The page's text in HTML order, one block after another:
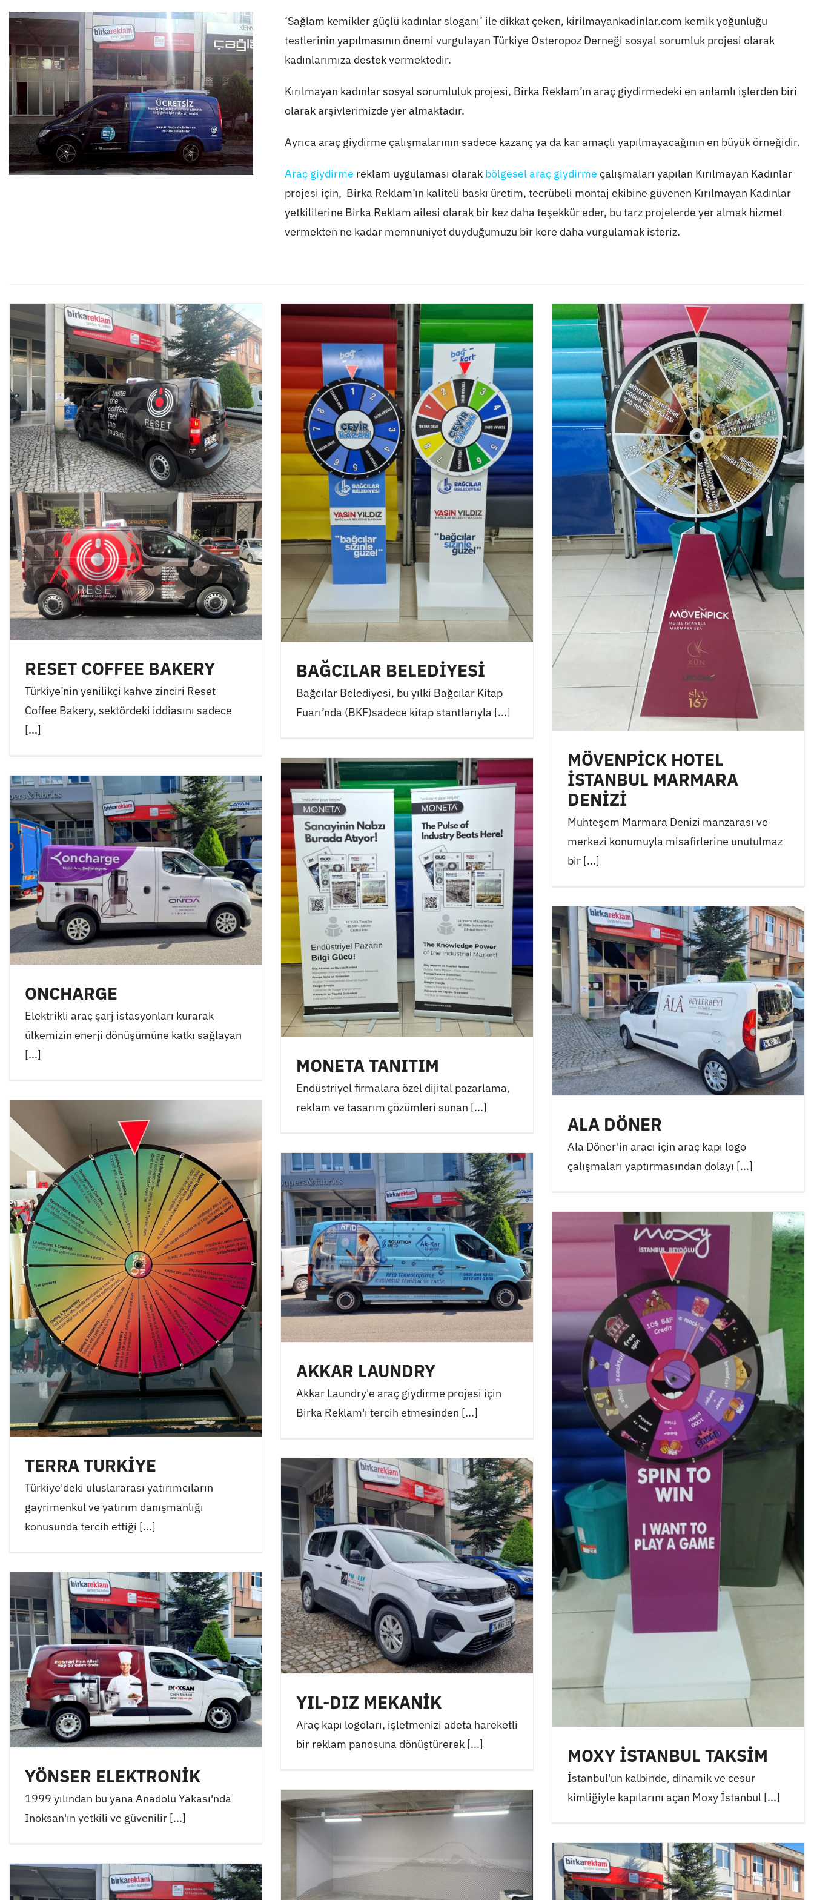
‘Sağlam kemikler güçlü kadınlar sloganı’ ile dikkat çeken, kirilmayankadinlar.com kemik yoğunluğu
testlerinin yapılmasının önemi vurgulayan Türkiye Osteropoz Derneği sosyal sorumluk projesi olarak
kadınlarımıza destek vermektedir.
Kırılmayan kadınlar sosyal sorumluluk projesi, Birka Reklam’ın araç giydirmedeki en anlamlı işlerden biri
olarak arşivlerimizde yer almaktadır.
Ayrıca araç giydirme çalışmalarının sadece kazanç ya da kar amaçlı yapılmayacağının en büyük örneğidir.
Araç giydirme reklam uygulaması olarak bölgesel araç giydirme çalışmaları yapılan Kırılmayan Kadınlar
projesi için, Birka Reklam’ın kaliteli baskı üretim, tecrübeli montaj ekibine güvenen Kırılmayan Kadınlar
yetkililerine Birka Reklam ailesi olarak bir kez daha teşekkür eder, bu tarz projelerde yer almak hizmet
vermekten ne kadar memnuniyet duyduğumuzu bir kere daha vurgulamak isteriz.
RESET COFFEE BAKERY
Türkiye’nin yenilikçi kahve zinciri Reset
Coffee Bakery, sektördeki iddiasını sadece
[...]
BAĞCILAR BELEDİYESİ
Bağcılar Belediyesi, bu yılki Bağcılar Kitap
Fuarı’nda (BKF)sadece kitap stantlarıyla [...]
MÖVENPİCK HOTEL
İSTANBUL MARMARA
DENİZİ
Muhteşem Marmara Denizi manzarası ve
merkezi konumuyla misafirlerine unutulmaz
bir [...]
MONETA TANITIM
Endüstriyel firmalara özel dijital pazarlama,
reklam ve tasarım çözümleri sunan [...]
ONCHARGE
Elektrikli araç şarj istasyonları kurarak
ülkemizin enerji dönüşümüne katkı sağlayan
[...]
ALA DÖNER
Ala Döner'in aracı için araç kapı logo
çalışmaları yaptırmasından dolayı [...]
TERRA TURKİYE
Türkiye'deki uluslararası yatırımcıların
gayrimenkul ve yatırım danışmanlığı
konusunda tercih ettiği [...]
AKKAR LAUNDRY
Akkar Laundry'e araç giydirme projesi için
Birka Reklam'ı tercih etmesinden [...]
MOXY İSTANBUL TAKSİM
İstanbul'un kalbinde, dinamik ve cesur
kimliğiyle kapılarını açan Moxy İstanbul [...]
YIL-DIZ MEKANİK
Araç kapı logoları, işletmenizi adeta hareketli
bir reklam panosuna dönüştürerek [...]
YÖNSER ELEKTRONİK
1999 yılından bu yana Anadolu Yakası'nda
Inoksan'ın yetkili ve güvenilir [...]